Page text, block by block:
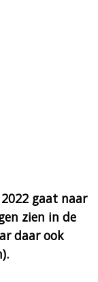
gaat naar
zien in de
daar ook